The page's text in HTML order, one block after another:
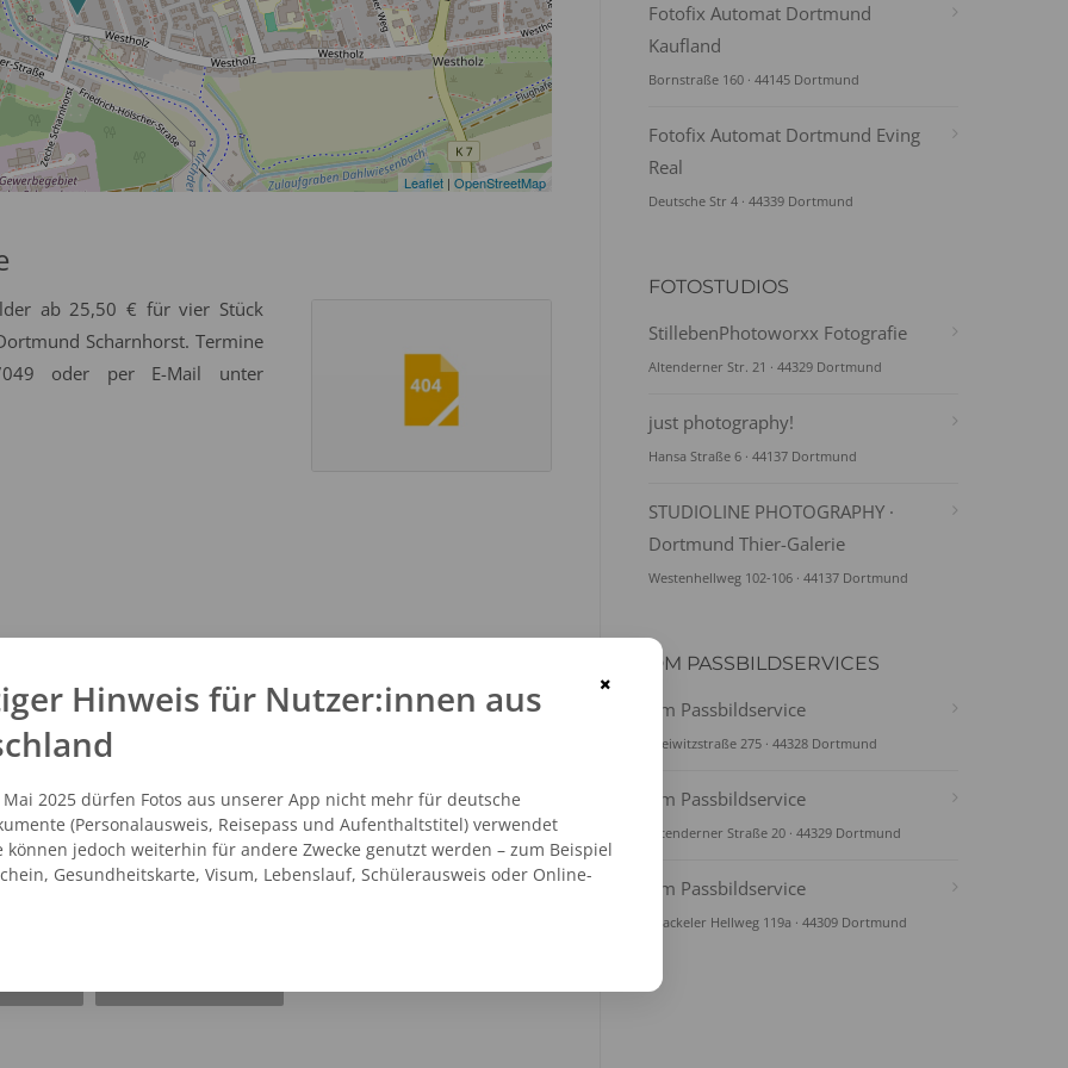
Leaflet | OpenStreetMap
ab 25,50 € für vier Stück
Scharnhorst. Termine
oder per E-Mail unter
- 2217049
- 2217048
Fotofix Automat Dortmund
Kaufland
Bornstraße 160 · 44145 Dortmund
Fotofix Automat Dortmund Eving
Real
Deutsche Str 4 · 44339 Dortmund
FOTOSTUDIOS
StillebenPhotoworxx Fotografie
Altenderner Str. 21 · 44329 Dortmund
just photography!
Hansa Straße 6 · 44137 Dortmund
STUDIOLINE PHOTOGRAPHY ·
Dortmund Thier-Galerie
Westenhellweg 102-106 · 44137 Dortmund
DM PASSBILDSERVICES
dm Passbildservice
Gleiwitzstraße 275 · 44328 Dortmund
dm Passbildservice
Altenderner Straße 20 · 44329 Dortmund
dm Passbildservice
Brackeler Hellweg 119a · 44309 Dortmund
×
Hinweis für Nutzer:innen aus
Mai 2025 dürfen Fotos aus unserer App nicht mehr für deutsche
(Personalausweis, Reisepass und Aufenthaltstitel) verwendet
können jedoch weiterhin für andere Zwecke genutzt werden – zum Beispiel
Gesundheitskarte, Visum, Lebenslauf, Schülerausweis oder Online-